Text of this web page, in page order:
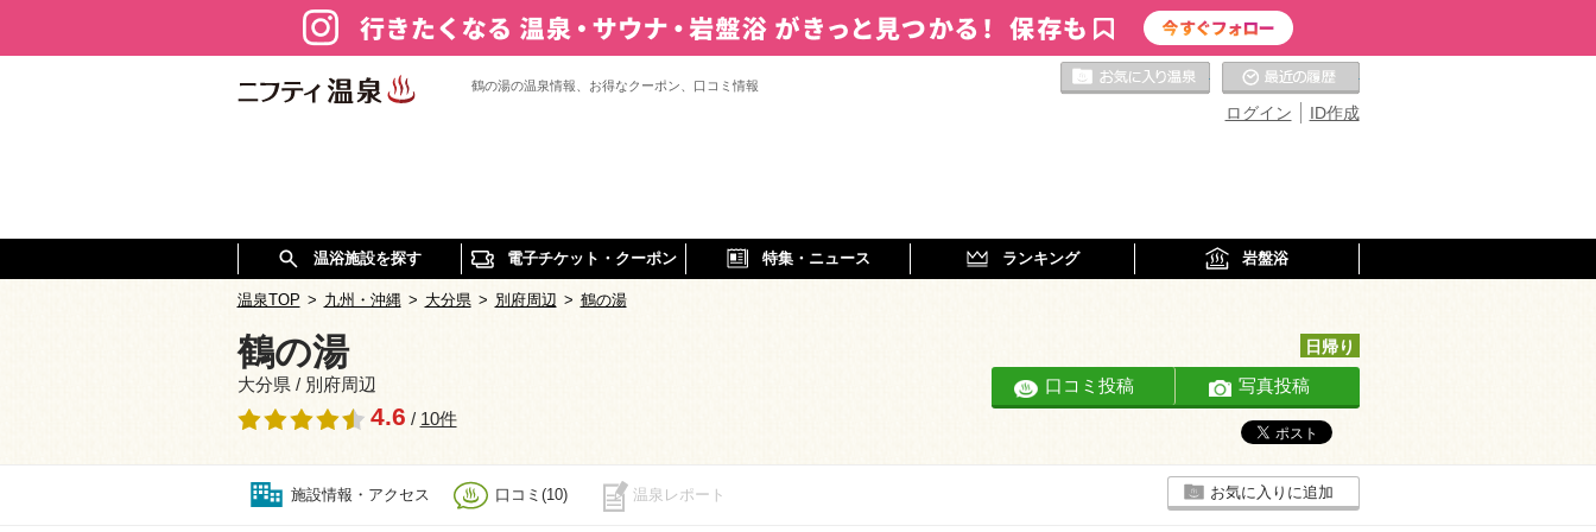
鶴の湯の温泉情報、お得なクーポン、口コミ情報
ID作成
ログイン
お気に入りの温泉
温浴施設を探す 電子チケット・クーポン 特集・ニュース ランキング 岩盤浴
温泉TOP > 九州・沖縄 > 大分県 > 別府周辺 > 鶴の湯
鶴の湯
大分県 / 別府周辺
4.6 / 10件
日帰り
口コミ投稿 写真投稿
施設情報・アクセス 口コミ(10) 温泉レポート お気に入りに追加